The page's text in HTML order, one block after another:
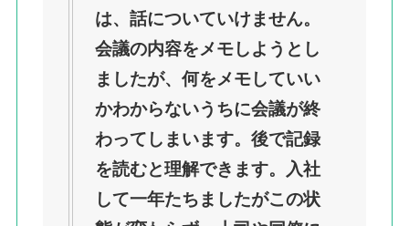
は、話についていけません。
会議の内容をメモしようとし
ましたが、何をメモしていい
かわからないうちに会議が終
わってしまいます。後で記録
を読むと理解できます。入社
して一年たちましたがこの状